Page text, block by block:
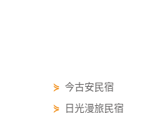
⋟ 今古安民宿
⋟ 日光漫旅民宿